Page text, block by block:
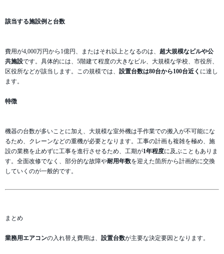
該当する施設例と台数
費用が4,000万円から1億円、またはそれ以上となるのは、 超大規模なビルや公
共施設です。具体的には、5階建て程度の大きなビル、大規模な学校、市役所、
区役所などが該当します。この規模では、 設置台数は80台から100台近く に達し
ます。
特徴
機器の台数が多いことに加え、大規模な室外機は手作業での搬入が不可能にな
るため、クレーンなどの重機が必要となります。工事の計画も複雑を極め、施
設の業務を止めずに工事を進行させるため、工期が1年程度に及ぶこともありま
す。全面改修でなく、部分的な故障や耐用年数を迎えた箇所から計画的に交換
していくのが一般的です。
まとめ
業務用エアコンの入れ替え費用は、 設置台数が主要な決定要因となります。